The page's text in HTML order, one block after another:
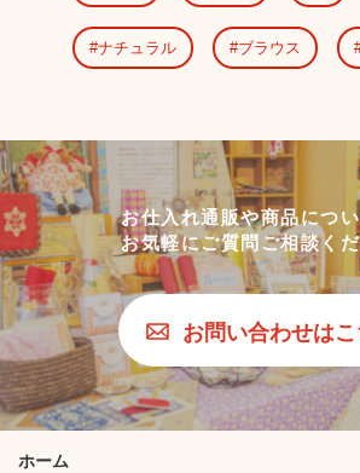
ナチュラル ブラウス
お仕入れ通販や商品につ
お気軽にご質問ご相談く
お問い合わせはこ
ホーム